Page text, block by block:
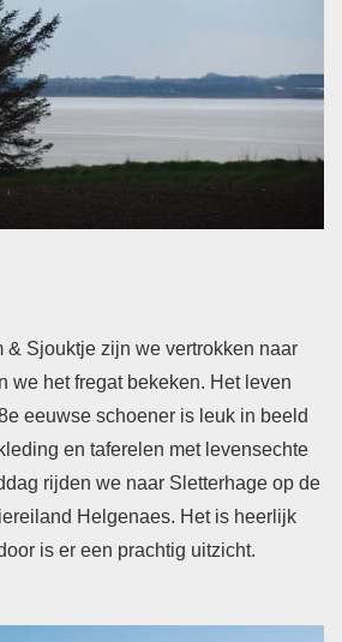
& Sjouktje zijn we vertrokken naar
we het fregat bekeken. Het leven
eeuwse schoener is leuk in beeld
en taferelen met levensechte
rijden we naar Sletterhage op de
Helgenaes. Het is heerlijk
is er een prachtig uitzicht.